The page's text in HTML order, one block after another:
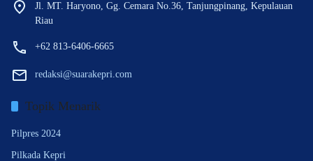
Jl. MT. Haryono, Gg. Cemara No.36, Tanjungpinang, Kepulauan
Riau
+62 813-6406-6665
redaksi@suarakepri.com
Topik Menarik
Pilpres 2024
Pilkada Kepri